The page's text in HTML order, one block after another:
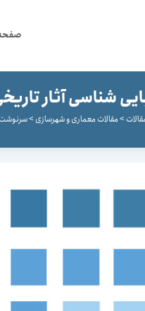
شناسی آثار
>مقالات معماری و شهرسازی >سرنوشت